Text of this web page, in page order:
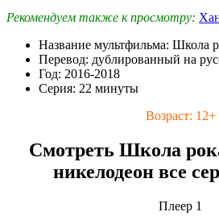
Рекомендуем также к просмотру:
Название мультфильма: Школа
Перевод: дублированный на
Год: 2016-2018
Серия: 22 минуты
Возраст: 12+
Смотреть Школа
никелодеон все
Плеер 1